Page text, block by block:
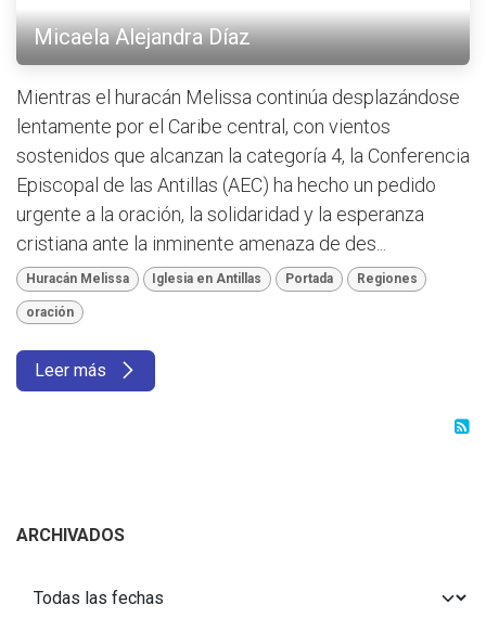
Micaela Alejandra Díaz
Mientras el huracán Melissa continúa desplazándose
lentamente por el Caribe central, con vientos
sostenidos que alcanzan la categoría 4, la Conferencia
Episcopal de las Antillas (AEC) ha hecho un pedido
urgente a la oración, la solidaridad y la esperanza
cristiana ante la inminente amenaza de des...
Huracán Melissa Iglesia en Antillas Portada Regiones
oración
Leer más
ARCHIVADOS